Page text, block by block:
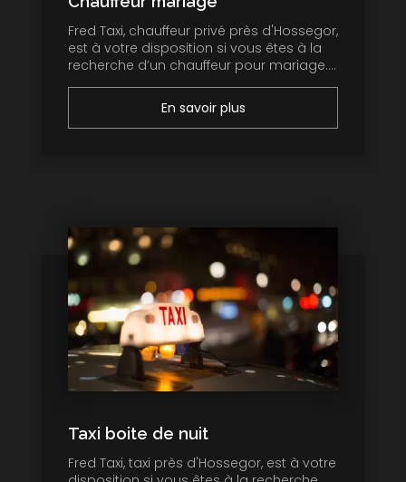
Fred Taxi, chauffeur privé près d'Hossegor,
est à votre disposition si vous êtes à la
recherche d’un chauffeur pour mariage....
En savoir plus
Taxi boite de nuit
Fred Taxi, taxi près d'Hossegor, est à votre